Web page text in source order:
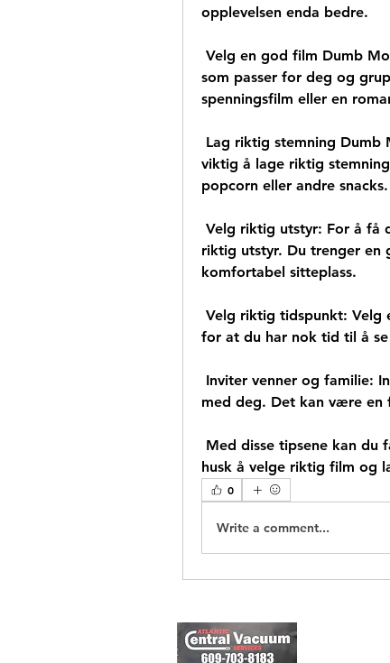
opplevelsen enda bedre.
som passer for deg og
spenningsfilm eller en
viktig å lage riktig
popcorn eller andre snacks.
riktig utstyr. Du trenger en
komfortabel sitteplass.
for at du har nok tid til å
med deg. Det kan være en
husk å velge riktig film og
0
Write a comment...